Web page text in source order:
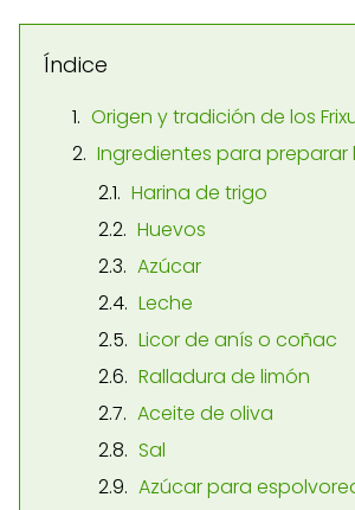
Índice
Origen y tradición de los
Ingredientes para preparar
Harina de trigo
Huevos
Azúcar
Leche
Licor de anís o coñac
Ralladura de limón
Aceite de oliva
Sal
Azúcar para